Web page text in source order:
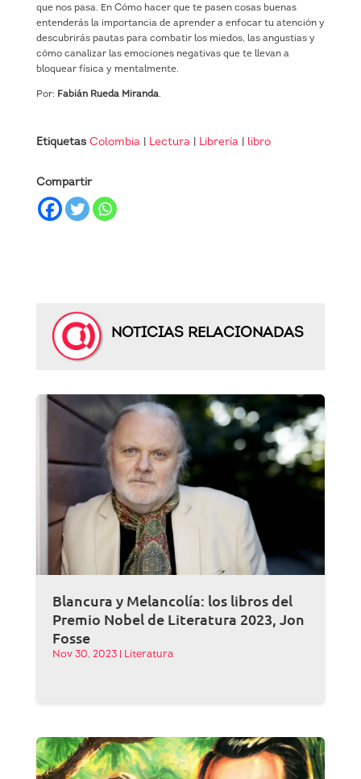
que nos pasa. En Cómo hacer que te pasen cosas buenas
entenderás la importancia de aprender a enfocar tu atención y
descubrirás pautas para combatir los miedos, las angustias y
cómo canalizar las emociones negativas que te llevan a
bloquear física y mentalmente.
Por: Fabián Rueda Miranda.
Etiquetas Colombia| Lectura| Librería| libro
Compartir
NOTICIAS RELACIONADAS
Blancura y Melancolía: los libros del
Premio Nobel de Literatura 2023, Jon
Fosse
Nov 30, 2023| Literatura